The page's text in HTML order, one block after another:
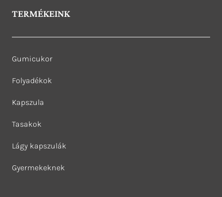
TERMÉKEINK
Gumicukor
Folyadékok
Kapszula
Tasakok
Lágy kapszulák
Gyermekeknek